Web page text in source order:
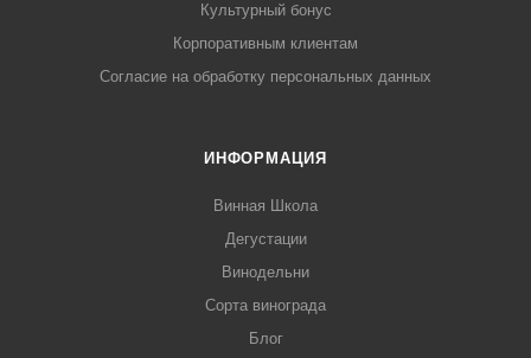
Культурный бонус
Корпоративным клиентам
Согласие на обработку персональных данных
ИНФОРМАЦИЯ
Винная Школа
Дегустации
Винодельни
Сорта винограда
Блог